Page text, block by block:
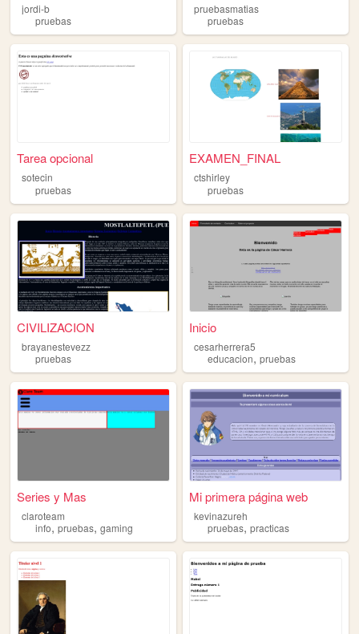
jordi-b
pruebas
pruebasmatias
pruebas
Tarea opcional
sotecin
pruebas
EXAMEN_FINAL
ctshirley
pruebas
CIVILIZACION
brayanestevezz
pruebas
Inicio
cesarherrera5
educacion,pruebas
Series y Mas
claroteam
info, pruebas, gaming
Mi primera página web
kevinazureh
pruebas,practicas